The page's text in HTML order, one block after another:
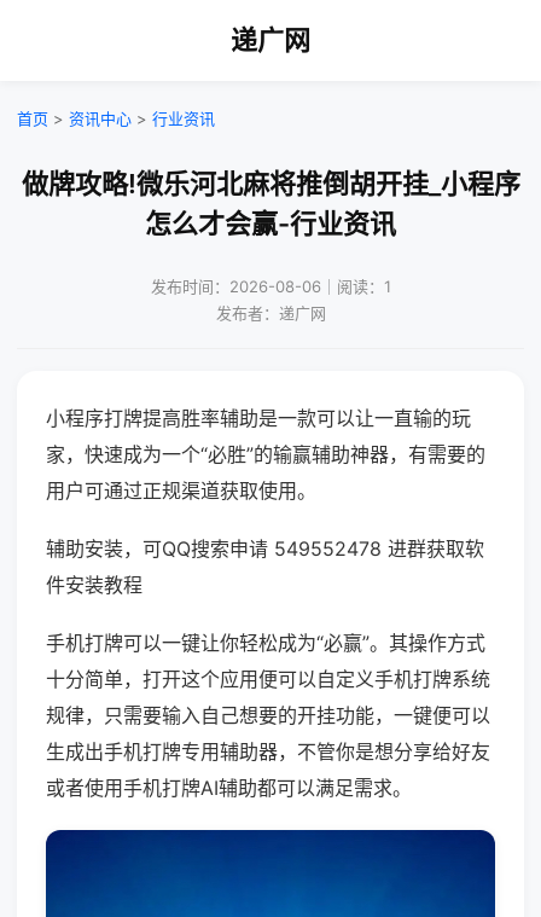
递广网
首页 > 资讯中心 > 行业资讯
做牌攻略!微乐河北麻将推倒胡开挂_小程序
怎么才会赢-行业资讯
发布时间：2026-08-06｜阅读：1
发布者：递广网
小程序打牌提高胜率辅助是一款可以让一直输的玩
家，快速成为一个“必胜”的输赢辅助神器，有需要的
用户可通过正规渠道获取使用。
辅助安装，可QQ搜索申请 549552478 进群获取软
件安装教程
手机打牌可以一键让你轻松成为“必赢”。其操作方式
十分简单，打开这个应用便可以自定义手机打牌系统
规律，只需要输入自己想要的开挂功能，一键便可以
生成出手机打牌专用辅助器，不管你是想分享给好友
或者使用手机打牌AI辅助都可以满足需求。